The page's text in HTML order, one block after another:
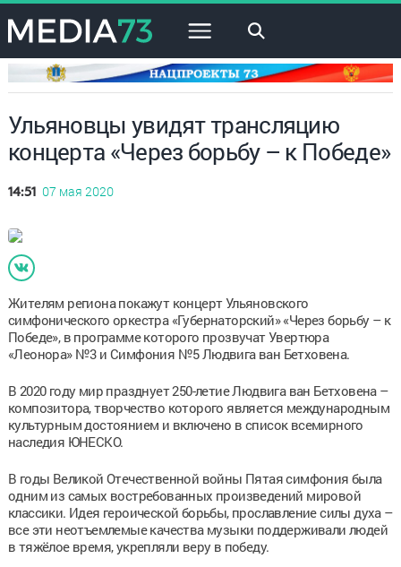
×
Ульяновцы увидят трансляцию
концерта «Через борьбу – к Победе»
14:51 07 мая 2020
Жителям региона покажут концерт Ульяновского
симфонического оркестра «Губернаторский» «Через борьбу – к
Победе», в программе которого прозвучат Увертюра
«Леонора» №3 и Симфония №5 Людвига ван Бетховена.
В 2020 году мир празднует 250-летие Людвига ван Бетховена –
композитора, творчество которого является международным
культурным достоянием и включено в список всемирного
наследия ЮНЕСКО.
В годы Великой Отечественной войны Пятая симфония была
одним из самых востребованных произведений мировой
классики. Идея героической борьбы, прославление силы духа –
все эти неотъемлемые качества музыки поддерживали людей
в тяжёлое время, укрепляли веру в победу.